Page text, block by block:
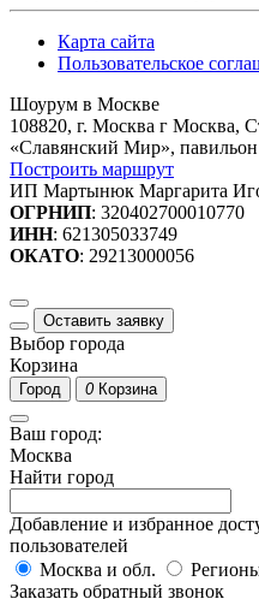
Карта сайта
Пользовательское
Шоурум в Москве
108820, г. Москва г Москва,
«Славянский Мир»,
Построить маршрут
ИП Мартынюк Маргарита
ОГРНИП: 320402700010770
ИНН: 621305033749
ОКАТО: 29213000056
Оставить заявку
Выбор города
Корзина
Город 0 Корзина
Ваш город:
Москва
Найти город
Добавление и избранное
пользователей
Москва и обл.
Заказать обратный звонок